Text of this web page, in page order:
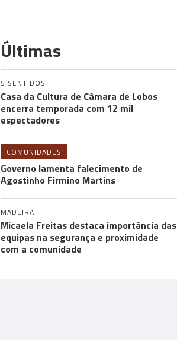
Últimas
5 SENTIDOS
Casa da Cultura de Câmara de Lobos
encerra temporada com 12 mil
espectadores
COMUNIDADES
Governo lamenta falecimento de
Agostinho Firmino Martins
MADEIRA
Micaela Freitas destaca importância das
equipas na segurança e proximidade
com a comunidade